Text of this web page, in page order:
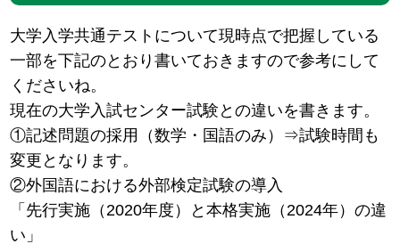
大学入学共通テストについて現時点で把握している
一部を下記のとおり書いておきますので参考にして
くださいね。
現在の大学入試センター試験との違いを書きます。
①記述問題の採用（数学・国語のみ）⇒試験時間も
変更となります。
②外国語における外部検定試験の導入
「先行実施（2020年度）と本格実施（2024年）の違
い」